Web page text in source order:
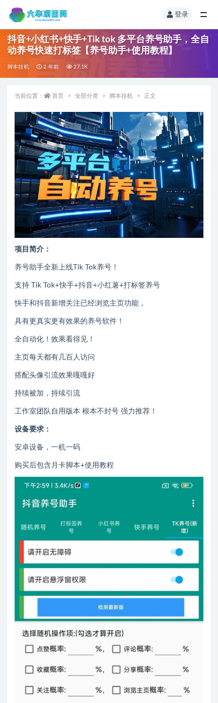
登录
抖音+小红书+快手+Tik tok 多平台养号助手，全自
动养号快速打标签【养号助手+使用教程】
脚本挂机 2 年前 27.1K
当前位置： 首页 全部分类 脚本挂机 正文
项目简介：
养号助手全新上线Tik Tok养号！
支持 Tik Tok+快手+抖音+小红薯+打标签养号
快手和抖音新增关注已经浏览主页功能，
具有更真实更有效果的养号软件！
全自动化！效果看得见！
主页每天都有几百人访问
搭配头像引流效果嘎嘎好
持续被加，持续引流
工作室团队自用版本 根本不封号 强力推荐！
设备要求：
安卓设备，一机一码
购买后包含月卡脚本+使用教程